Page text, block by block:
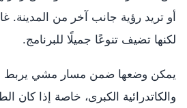
أو تريد رؤية جانب آخر من المدينة.
لكنها تضيف تنوعًا جميلًا للبرنامج.
يمكن وضعها ضمن مسار مشي يربط
والكاتدرائية الكبرى، خاصة إذا كان